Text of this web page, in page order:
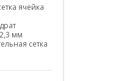
ячейка
мм
сетка